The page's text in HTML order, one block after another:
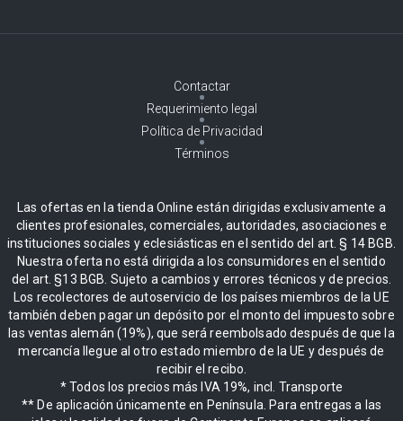
Contactar
Requerimiento legal
Política de Privacidad
Términos
Las ofertas en la tienda Online están dirigidas exclusivamente a
clientes profesionales, comerciales, autoridades, asociaciones e
instituciones sociales y eclesiásticas en el sentido del art. § 14 BGB.
Nuestra oferta no está dirigida a los consumidores en el sentido
del art. §13 BGB. Sujeto a cambios y errores técnicos y de precios.
Los recolectores de autoservicio de los países miembros de la UE
también deben pagar un depósito por el monto del impuesto sobre
las ventas alemán (19%), que será reembolsado después de que la
mercancía llegue al otro estado miembro de la UE y después de
recibir el recibo.
* Todos los precios más IVA 19%, incl. Transporte
** De aplicación únicamente en Península. Para entregas a las